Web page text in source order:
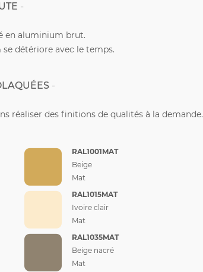
en aluminium brut.
détériore avec le temps.
réaliser des finitions de qualités à la demande.
RAL1001MAT
Beige
Mat
RAL1015MAT
Ivoire clair
Mat
RAL1035MAT
Beige nacré
Mat